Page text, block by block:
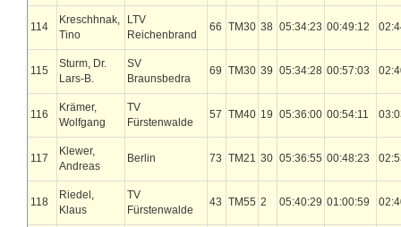
114
Kreschhnak,
Tino
LTV
Reichenbrand
66 TM30 38 05:34:23 00:49:12
115
Sturm, Dr.
Lars-B.
SV
Braunsbedra
69 TM30 39 05:34:28 00:57:03
116
Krämer,
Wolfgang
TV
Fürstenwalde
57 TM40 19 05:36:00 00:54:11
117
Klewer,
Andreas
Berlin 73 TM21 30 05:36:55 00:48:23
118
Riedel,
Klaus
TV
Fürstenwalde
43 TM55 2 05:40:29 01:00:59